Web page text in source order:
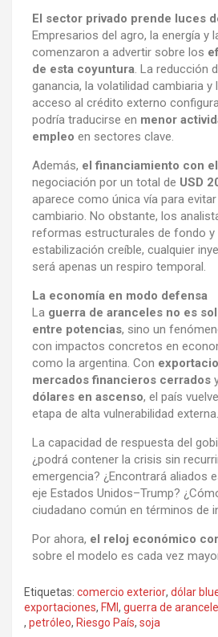
El sector privado prende luces
Empresarios del agro, la energía y
comenzaron a advertir sobre los
de esta coyuntura. La reducción
ganancia, la volatilidad cambiaria y
acceso al crédito externo
podría traducirse en menor
empleo en sectores clave.
Además, el financiamiento con
negociación por un total de USD
aparece como única vía para
cambiario. No obstante, los
reformas estructurales de fondo y
estabilización creíble, cualquier
será apenas un respiro temporal.
La economía en modo defensa
La guerra de aranceles no es
entre potencias, sino un
con impactos concretos en
como la argentina. Con
mercados financieros cerrados
dólares en ascenso, el país
etapa de alta vulnerabilidad externa.
La capacidad de respuesta del
¿podrá contener la crisis sin
emergencia? ¿Encontrará aliados
eje Estados Unidos–Trump?
ciudadano común en términos de
Por ahora, el reloj económico
sobre el modelo es cada vez
Etiquetas: comercio exterior, dólar
exportaciones, FMI , guerra de
, petróleo, Riesgo País, soja